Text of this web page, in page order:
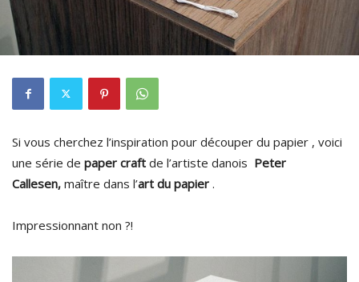
Si vous cherchez l’inspiration pour découper du papier , voici
une série de paper craft de l’artiste danois Peter
Callesen, maître dans l’art du papier .
Impressionnant non ?!